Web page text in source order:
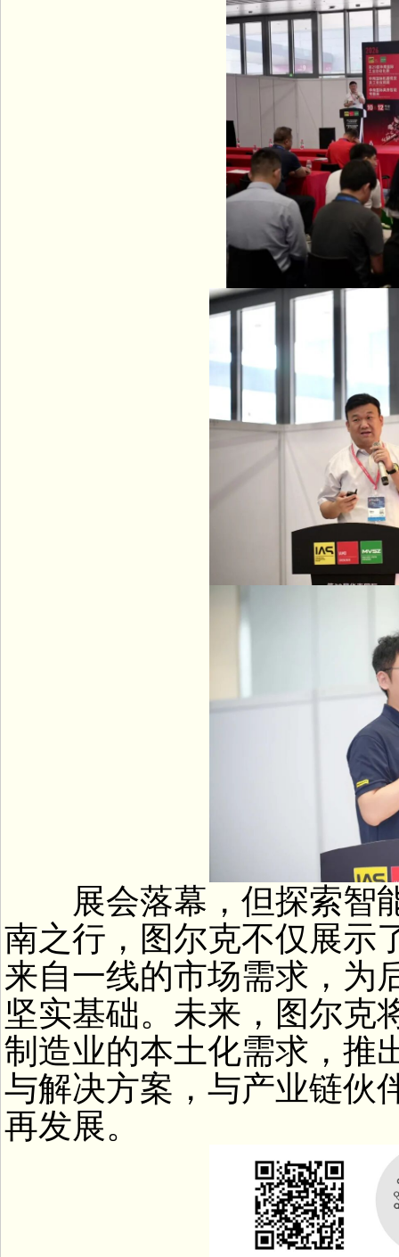
展会落幕，但探索智能
南之行，图尔克不仅展示
来自一线的市场需求，为
坚实基础。未来，图尔克
制造业的本土化需求，推
与解决方案，与产业链伙
再发展。